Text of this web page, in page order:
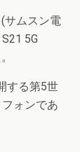
サムスン電
5G
する第5世
ォンであ